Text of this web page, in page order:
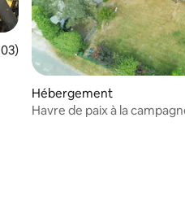
: 4,79 sur 5
moyenne sur la base de 103
Hébergement
Havre de paix à la